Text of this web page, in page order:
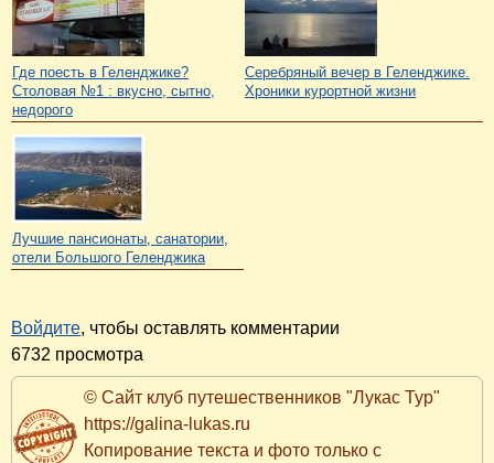
Где поесть в Геленджике?
Столовая №1 : вкусно, сытно,
недорого
Серебряный вечер в Геленджике.
Хроники курортной жизни
Лучшие пансионаты, санатории,
отели Большого Геленджика
Войдите, чтобы оставлять комментарии
6732 просмотра
© Сайт клуб путешественников "Лукас Тур"
https://galina-lukas.ru
Копирование текста и фото только с